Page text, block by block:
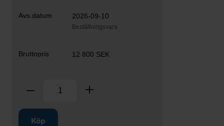
2026-09-10
Beställningsvara
12 800 SEK
Ta bort
Köp